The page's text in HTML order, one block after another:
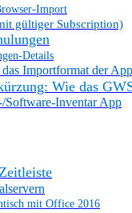
Import
gültiger Subscription)
Details
Importformat der
Wie das
Software-Inventar App
mit Office 2016